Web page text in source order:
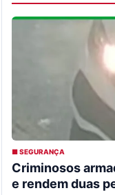
■ SEGURANÇA
Criminosos
e rendem duas